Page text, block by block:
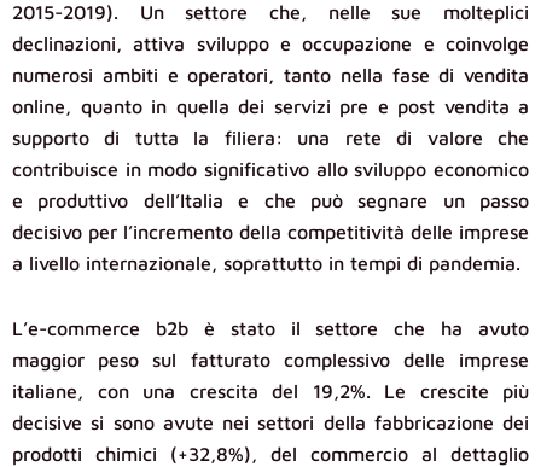
2015-2019). Un settore che, nelle sue molteplici
declinazioni, attiva sviluppo e occupazione e coinvolge
numerosi ambiti e operatori, tanto nella fase di vendita
online, quanto in quella dei servizi pre e post vendita a
supporto di tutta la filiera: una rete di valore che
contribuisce in modo significativo allo sviluppo economico
e produttivo dell’Italia e che può segnare un passo
decisivo per l’incremento della competitività delle imprese
a livello internazionale, soprattutto in tempi di pandemia.
L’e-commerce b2b è stato il settore che ha avuto
maggior peso sul fatturato complessivo delle imprese
italiane, con una crescita del 19,2%. Le crescite più
decisive si sono avute nei settori della fabbricazione dei
prodotti chimici (+32,8%), del commercio al dettaglio